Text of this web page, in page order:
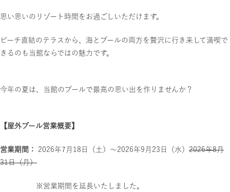
思い思いのリゾート時間をお過ごしいただけます。
ビーチ直結のテラスから、海とプールの両方を贅沢に行き来して満喫で
きるのも当館ならではの魅力です。
今年の夏は、当館のプールで最高の思い出を作りませんか？
【屋外プール営業概要】
営業期間： 2026年7月18日（土）〜2026年9月23日（水） 2026年8月
31日（月）
※営業期間を延長いたしました。